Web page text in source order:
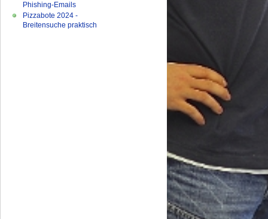
Phishing-Emails
Pizzabote 2024 -
Breitensuche praktisch